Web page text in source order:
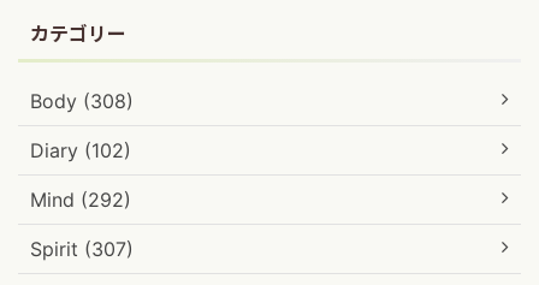
カテゴリー
Body (308)
Diary (102)
Mind (292)
Spirit (307)